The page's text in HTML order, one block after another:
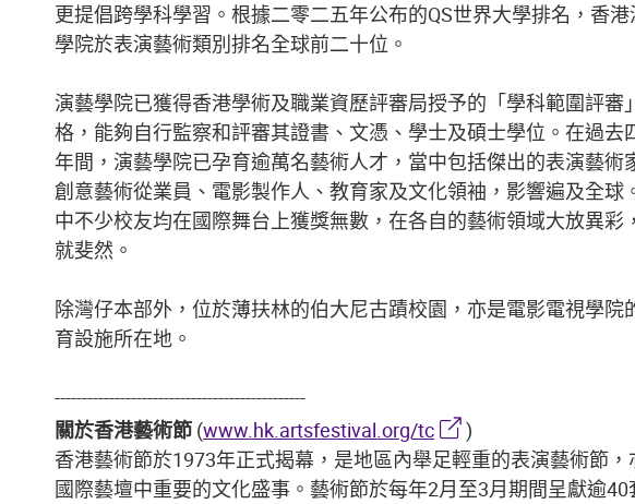
更提倡跨學科學習。根據二零二五年公布的QS世界大學排名，香港
學院於表演藝術類別排名全球前二十位。
演藝學院已獲得香港學術及職業資歷評審局授予的「學科範圍評審
格，能夠自行監察和評審其證書、文憑、學士及碩士學位。在過去
年間，演藝學院已孕育逾萬名藝術人才，當中包括傑出的表演藝術
創意藝術從業員、電影製作人、教育家及文化領袖，影響遍及全球
中不少校友均在國際舞台上獲獎無數，在各自的藝術領域大放異彩
就斐然。
除灣仔本部外，位於薄扶林的伯大尼古蹟校園，亦是電影電視學院
育設施所在地。
----------------------------------------------
關於香港藝術節 (www.hk.artsfestival.org/tc
)
香港藝術節於1973年正式揭幕，是地區內舉足輕重的表演藝術節，
國際藝壇中重要的文化盛事。藝術節於每年2月至3月期間呈獻逾40